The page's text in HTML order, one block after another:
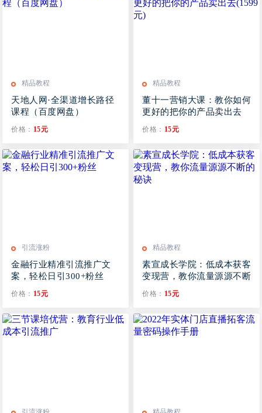
精品教程
天地人网·全渠道增长路径
课程（百度网盘）
价格： 15元
精品教程
董十一营销大课：教你如何
更好的把你的产品卖出去
价格： 15元
引流涨粉
金融行业精准引流推广文
案，轻松日引300+粉丝
价格： 15元
精品教程
素宣成长学院：低成本获客
变现营，教你流量源源不断
价格： 15元